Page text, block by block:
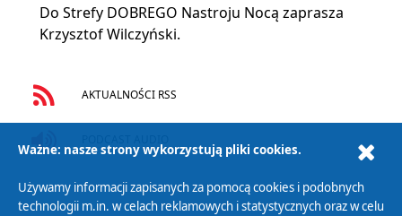
Do Strefy DOBREGO Nastroju Nocą zaprasza
Krzysztof Wilczyński.
AKTUALNOŚCI RSS
Ważne: nasze strony wykorzystują pliki cookies.
Używamy informacji zapisanych za pomocą cookies i podobnych
technologii m.in. w celach reklamowych i statystycznych oraz w celu